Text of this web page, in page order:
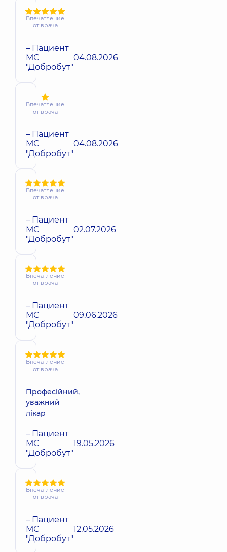
Впечатление
от врача
– Пациент
МС
"Добробут"
04.08.2026
Впечатление
от врача
– Пациент
МС
"Добробут"
04.08.2026
Впечатление
от врача
– Пациент
МС
"Добробут"
02.07.2026
Впечатление
от врача
– Пациент
МС
"Добробут"
09.06.2026
Впечатление
от врача
Професійний,
уважний
лікар
– Пациент
МС
"Добробут"
19.05.2026
Впечатление
от врача
– Пациент
МС
"Добробут"
12.05.2026